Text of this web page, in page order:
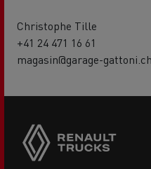
Christophe Tille
+41 24 471 16 61
magasin@garage-gattoni.ch